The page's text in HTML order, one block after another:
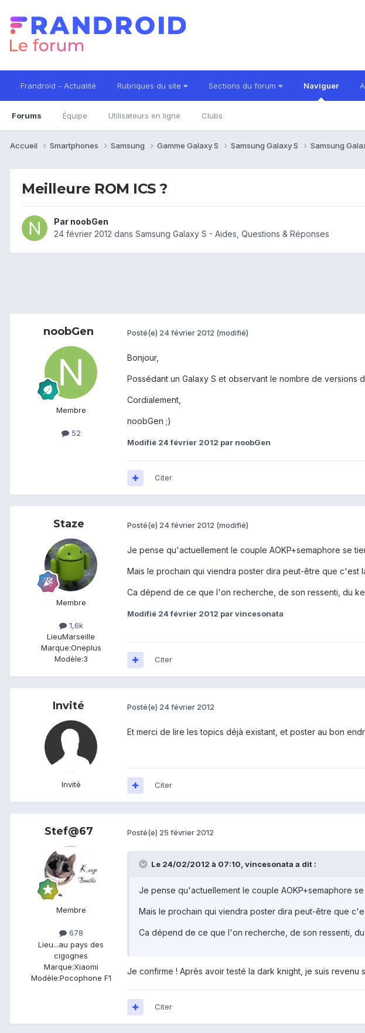
Frandroid - Actualité Rubriques du site Sections du forum Naviguer
Forums Équipe Utilisateurs en ligne Clubs
Accueil Smartphones Samsung Gamme Galaxy S Samsung Galaxy S Samsung
Meilleure ROM ICS ?
Par noobGen
24 février 2012 dans Samsung Galaxy S - Aides, Questions & Réponses
noobGen
Membre
52
Posté(e) 24 février 2012 (modifié)
Bonjour,
Possédant un Galaxy S et observant le nombre de
Cordialement,
noobGen ;)
Modifié 24 février 2012 par noobGen
Citer
Staze
Membre
1,6k
LieuMarseille
Marque:Oneplus
Modèle:3
Posté(e) 24 février 2012 (modifié)
Je pense qu'actuellement le couple AOKP+semaphore se
Mais le prochain qui viendra poster dira peut-être que c'est
Ca dépend de ce que l'on recherche, de son ressenti, du
Modifié 24 février 2012 par vincesonata
Citer
Invité
Invité
Posté(e) 24 février 2012
Et merci de lire les topics déjà existant, et poster au bon
Citer
Stef@67
Membre
678
Lieu...au pays des
cigognes
Marque:Xiaomi
Modèle:Pocophone F1
Posté(e) 25 février 2012
Le 24/02/2012 à 07:10, vincesonata a dit :
Je pense qu'actuellement le couple AOKP+semaphore
Mais le prochain qui viendra poster dira peut-être que
Ca dépend de ce que l'on recherche, de son ressenti, du
Je confirme ! Après avoir testé la dark knight, je suis
Citer